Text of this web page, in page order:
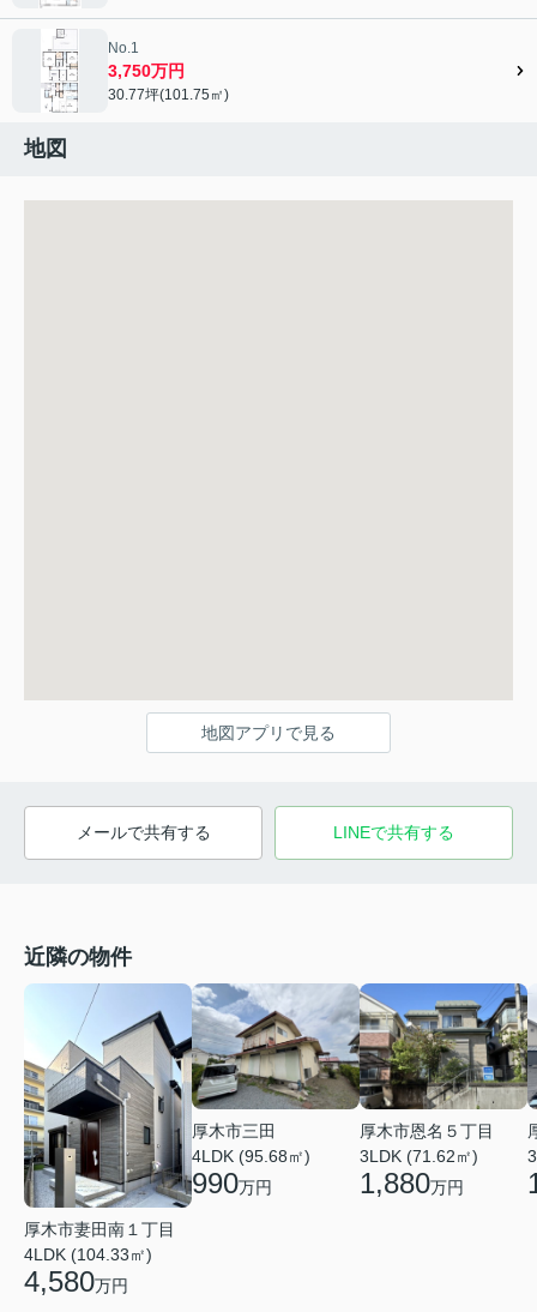
No.1
3,750万円
30.77坪(101.75㎡)
地図
地図アプリで見る
メールで共有する LINEで共有する
近隣の物件
厚木市妻田南１丁目
4LDK (104.33㎡)
4,580万円
厚木市三田
4LDK (95.68㎡)
990万円
厚木市恩名５丁目
3LDK (71.62㎡)
1,880万円